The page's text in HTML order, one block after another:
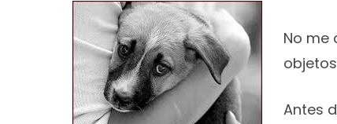
No me
Antes